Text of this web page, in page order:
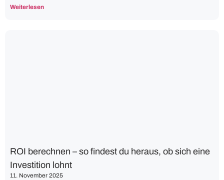
Weiterlesen
ROI berechnen – so findest du heraus, ob sich eine
Investition lohnt
11. November 2025